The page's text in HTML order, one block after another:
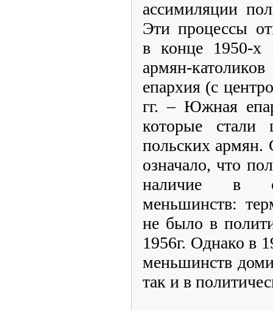
ассимиляции
Эти процессы
в конце 1950-х
армян-
епархия (с
гг. – Южная
которые стали
польских армян.
означало, что
наличие в
меньшинств:
не было в
1956г. Однако в
меньшинств
так и в